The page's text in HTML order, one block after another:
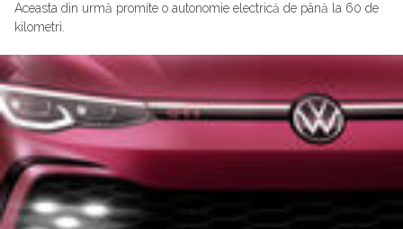
Aceasta din urmă promite o autonomie electrică de până la 60 de
kilometri.